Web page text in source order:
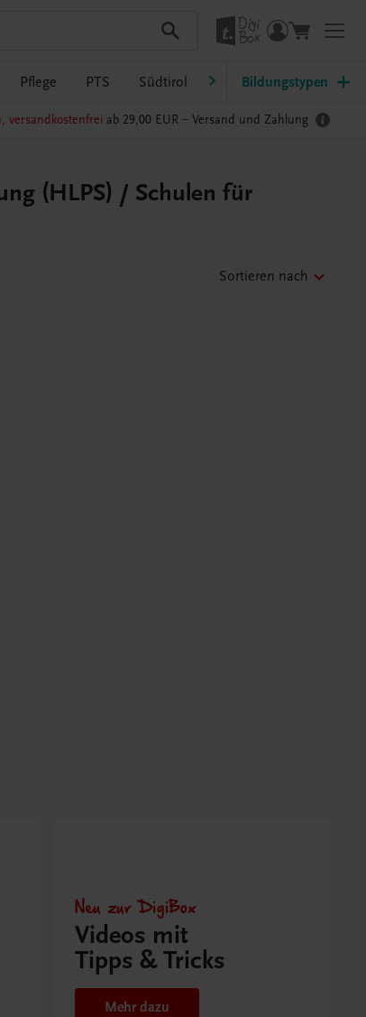
Pflege PTS Südtirol Ratgeber Schulpraxis
Bildungstypen
versandkostenfrei ab 29,00 EUR – Versand und Zahlung
(HLPS) / Schulen für
Sortieren nach
Neu zur DigiBox
Videos mit
Tipps & Tricks
Mehr dazu